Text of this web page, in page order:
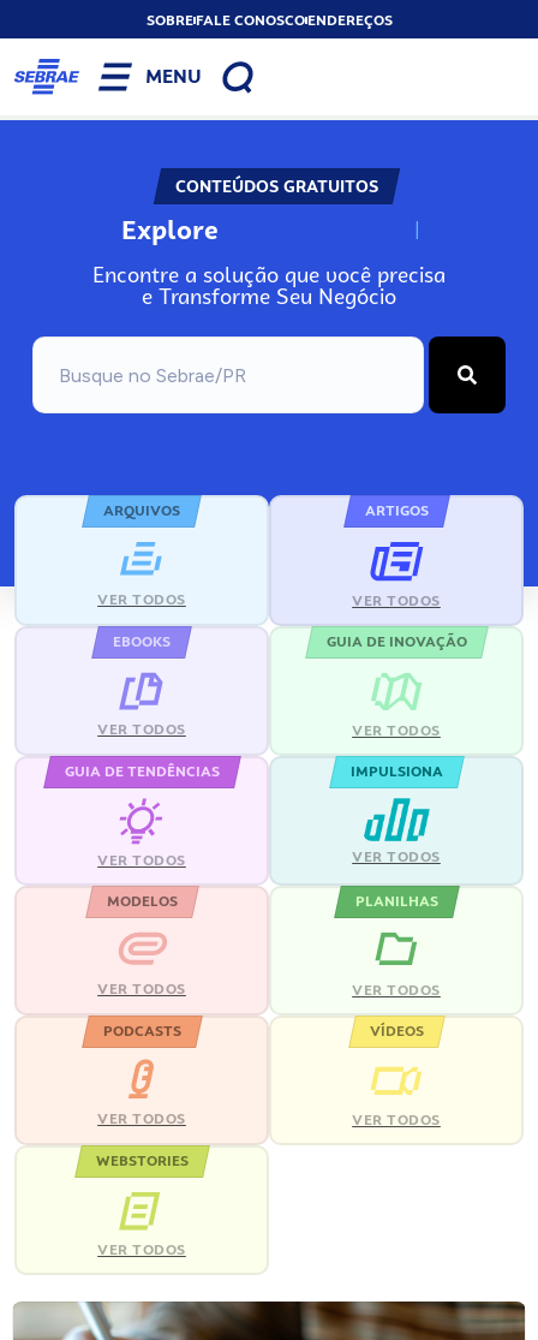
SOBREFALE CONOSCOENDEREÇOS
MENU
CONTEÚDOS GRATUITOS
Explore N
Encontre a solução que você precisa
e Transforme Seu Negócio
ARQUIVOS
VER TODOS
ARTIGOS
VER TODOS
EBOOKS
VER TODOS
GUIA DE INOVAÇÃO
VER TODOS
GUIA DE TENDÊNCIAS
VER TODOS
IMPULSIONA
VER TODOS
MODELOS
VER TODOS
PLANILHAS
VER TODOS
PODCASTS
VER TODOS
VÍDEOS
VER TODOS
WEBSTORIES
VER TODOS